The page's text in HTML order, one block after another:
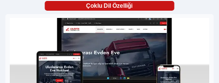
Çoklu Dil Özelliği